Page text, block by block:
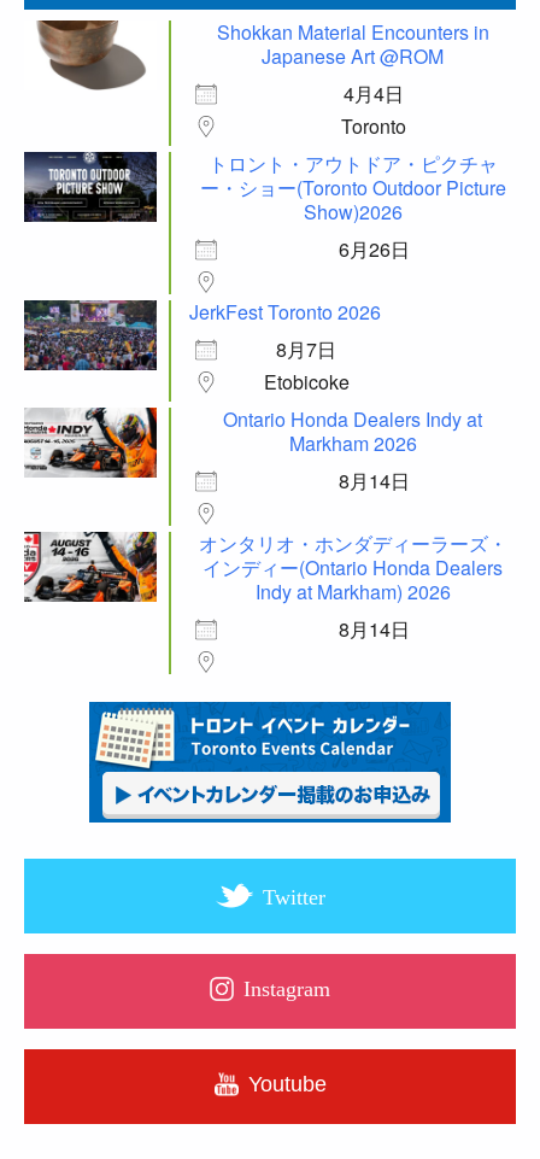
Shokkan Material Encounters in
Japanese Art @ROM
4月4日
Toronto
トロント・アウトドア・ピクチャ
ー・ショー(Toronto Outdoor Picture
Show)2026
6月26日
JerkFest Toronto 2026
8月7日
Etobicoke
Ontario Honda Dealers Indy at
Markham 2026
8月14日
オンタリオ・ホンダディーラーズ・
インディー(Ontario Honda Dealers
Indy at Markham) 2026
8月14日
Twitter
Instagram
Youtube